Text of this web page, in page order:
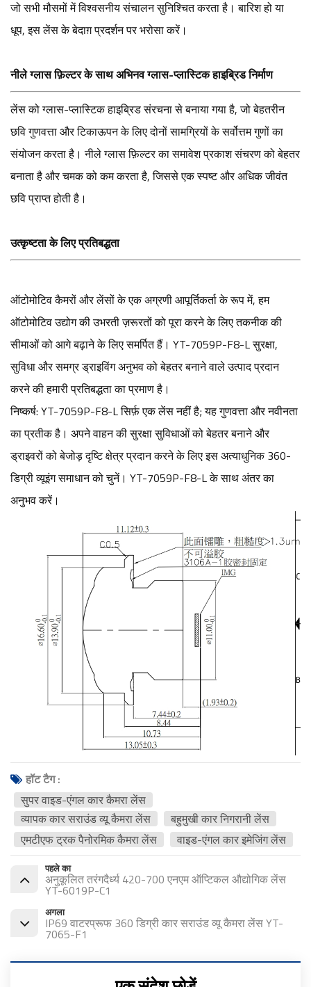
जो सभी मौसमों में विश्वसनीय संचालन सुनिश्चित करता है। बारिश हो या
धूप, इस लेंस के बेदाग़ प्रदर्शन पर भरोसा करें।
नीले ग्लास फ़िल्टर के साथ अभिनव ग्लास-प्लास्टिक हाइब्रिड निर्माण
लेंस को ग्लास-प्लास्टिक हाइब्रिड संरचना से बनाया गया है, जो बेहतरीन
छवि गुणवत्ता और टिकाऊपन के लिए दोनों सामग्रियों के सर्वोत्तम गुणों का
संयोजन करता है। नीले ग्लास फ़िल्टर का समावेश प्रकाश संचरण को बेहतर
बनाता है और चमक को कम करता है, जिससे एक स्पष्ट और अधिक जीवंत
छवि प्राप्त होती है।
उत्कृष्टता के लिए प्रतिबद्धता
ऑटोमोटिव कैमरों और लेंसों के एक अग्रणी आपूर्तिकर्ता के रूप में, हम
ऑटोमोटिव उद्योग की उभरती ज़रूरतों को पूरा करने के लिए तकनीक की
सीमाओं को आगे बढ़ाने के लिए समर्पित हैं। YT-7059P-F8-L सुरक्षा,
सुविधा और समग्र ड्राइविंग अनुभव को बेहतर बनाने वाले उत्पाद प्रदान
करने की हमारी प्रतिबद्धता का प्रमाण है।
निष्कर्ष: YT-7059P-F8-L सिर्फ़ एक लेंस नहीं है; यह गुणवत्ता और नवीनता
का प्रतीक है। अपने वाहन की सुरक्षा सुविधाओं को बेहतर बनाने और
ड्राइवरों को बेजोड़ दृष्टि क्षेत्र प्रदान करने के लिए इस अत्याधुनिक 360-
डिग्री व्यूइंग समाधान को चुनें। YT-7059P-F8-L के साथ अंतर का
अनुभव करें।
हॉट टैग :
सुपर वाइड-एंगल कार कैमरा लेंस
व्यापक कार सराउंड व्यू कैमरा लेंस
बहुमुखी कार निगरानी लेंस
एमटीएफ ट्रक पैनोरमिक कैमरा लेंस
वाइड-एंगल कार इमेजिंग लेंस
पहले का
अनुकूलित तरंगदैर्ध्य 420-700 एनएम ऑप्टिकल औद्योगिक लेंस
YT-6019P-C1
अगला
IP69 वाटरप्रूफ 360 डिग्री कार सराउंड व्यू कैमरा लेंस YT-
7065-F1